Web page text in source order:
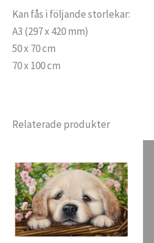
Kan fås i följande storlekar:
A3 (297 x 420 mm)
50 x 70 cm
70 x 100 cm
Relaterade produkter